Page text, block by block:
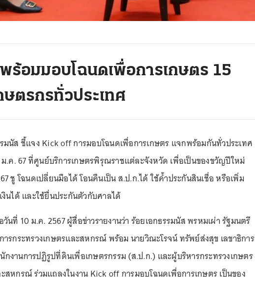
ร้อมมอบโฉนดเพื่อการเกษตร 15
ตรกรทั่วประเทศ
มนัส ชี้แจง Kick off การมอบโฉนดเพื่อการเกษตร แจกพร้อมกันทั่วประเทศ
ม.ค. 67 ที่ศูนย์บริการเกษตรพิรุณราชแต่ละจังหวัด เพื่อเป็นของขวัญปีใหม่
ชู โฉนดเปลี่ยนมือได้ โอนคืนเป็น ส.ป.ก.ได้ ใช้ค้ำประกันสินเชื่อ หรือเพิ่ม
งินได้ และใช้ยื่นประกันตัวกับศาลได้
วันที่ 10 ม.ค. 2567 ผู้สื่อข่าวรายงานว่า ร้อยเอกธรรมนัส พรหมเผ่า รัฐมนตรี
ารกระทรวงเกษตรและสหกรณ์ พร้อม นายวิณะโรจน์ ทรัพย์ส่งสุข เลขาธิการ
กงานการปฏิรูปที่ดินเพื่อเกษตรกรรม (ส.ป.ก.) และผู้บริหารกระทรวงเกษตร
สหกรณ์ ร่วมแถลงในงาน Kick off การมอบโฉนดเพื่อการเกษตร เป็นของ